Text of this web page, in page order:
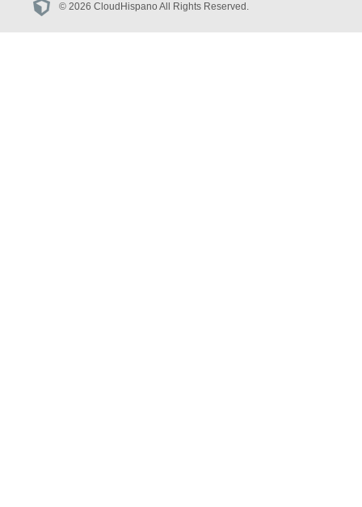
© 2026 CloudHispano All Rights Reserved.